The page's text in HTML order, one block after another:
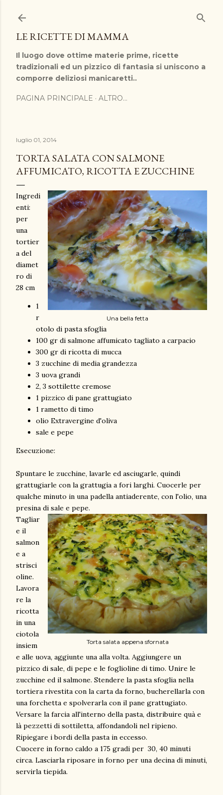
LE RICETTE DI MAMMA
Il luogo dove ottime materie prime, ricette
tradizionali ed un pizzico di fantasia si uniscono a
comporre deliziosi manicaretti..
PAGINA PRINCIPALE ALTRO…
luglio 01, 2014
TORTA SALATA CON SALMONE
AFFUMICATO, RICOTTA E ZUCCHINE
Una bella fetta
Ingredi
enti:
per
una
tortier
a del
diamet
ro di
28 cm
1
r
otolo di pasta sfoglia
100 gr di salmone affumicato tagliato a carpacio
300 gr di ricotta di mucca
3 zucchine di media grandezza
3 uova grandi
2, 3 sottilette cremose
1 pizzico di pane grattugiato
1 rametto di timo
olio Extravergine d'oliva
sale e pepe
Esecuzione:
Spuntare le zucchine, lavarle ed asciugarle, quindi
grattugiarle con la grattugia a fori larghi. Cuocerle per
qualche minuto in una padella antiaderente, con l'olio, una
presina di sale e pepe.
Torta salata appena sfornata
Tagliar
e il
salmon
e a
strisci
oline.
Lavora
re la
ricotta
in una
ciotola
insiem
e alle uova, aggiunte una alla volta. Aggiungere un
pizzico di sale, di pepe e le foglioline di timo. Unire le
zucchine ed il salmone. Stendere la pasta sfoglia nella
tortiera rivestita con la carta da forno, bucherellarla con
una forchetta e spolverarla con il pane grattugiato.
Versare la farcia all'interno della pasta, distribuire quà e
là pezzetti di sottiletta, affondandoli nel ripieno.
Ripiegare i bordi della pasta in eccesso.
Cuocere in forno caldo a 175 gradi per 30, 40 minuti
circa. Lasciarla riposare in forno per una decina di minuti,
servirla tiepida.